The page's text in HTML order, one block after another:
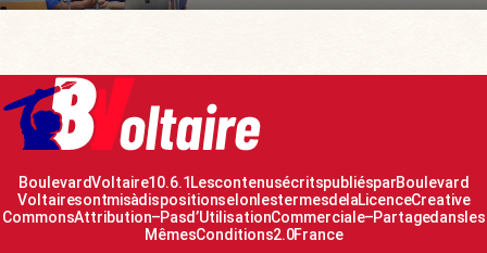
Boulevard Voltaire 10.6.1 Les contenus écrits publiés par Boulevard
Voltaire sont mis à disposition selon les termes de la Licence Creative
Commons Attribution – Pas d’Utilisation Commerciale – Partage dans les
Mêmes Conditions 2.0 France